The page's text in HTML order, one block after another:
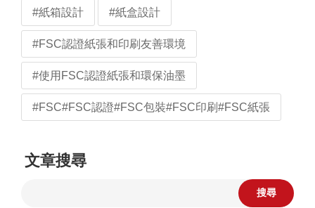
#紙箱設計 #紙盒設計
#FSC認證紙張和印刷友善環境
#使用FSC認證紙張和環保油墨
#FSC#FSC認證#FSC包裝#FSC印刷#FSC紙張
文章搜尋
搜尋